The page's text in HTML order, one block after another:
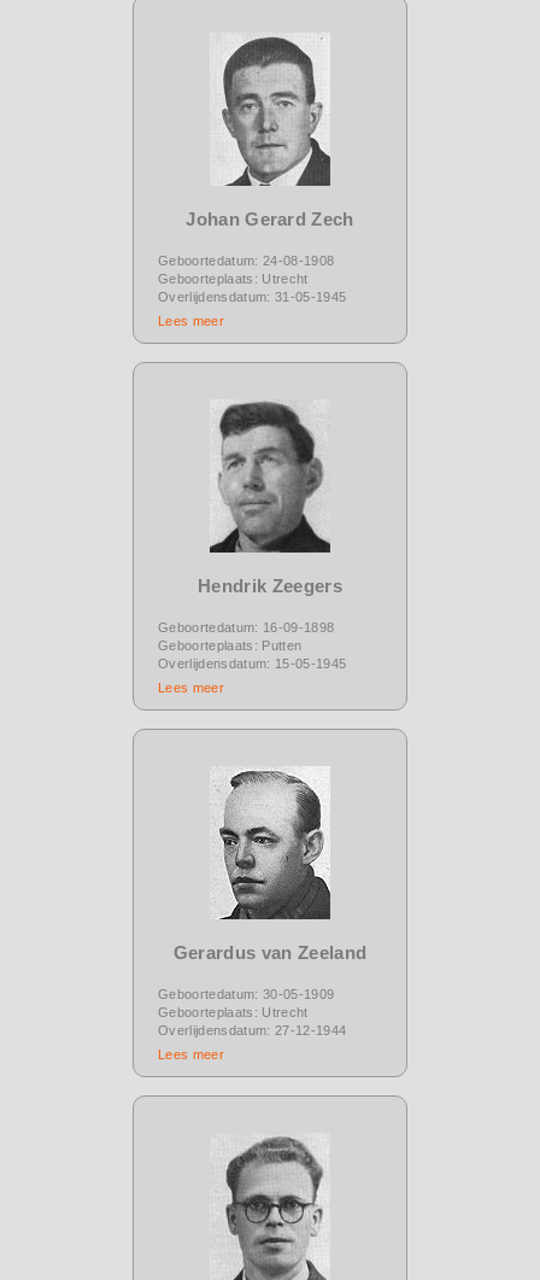
Johan Gerard Zech
Geboortedatum: 24-08-1908
Geboorteplaats: Utrecht
Overlijdensdatum: 31-05-1945
Lees meer
Hendrik Zeegers
Geboortedatum: 16-09-1898
Geboorteplaats: Putten
Overlijdensdatum: 15-05-1945
Lees meer
Gerardus van Zeeland
Geboortedatum: 30-05-1909
Geboorteplaats: Utrecht
Overlijdensdatum: 27-12-1944
Lees meer